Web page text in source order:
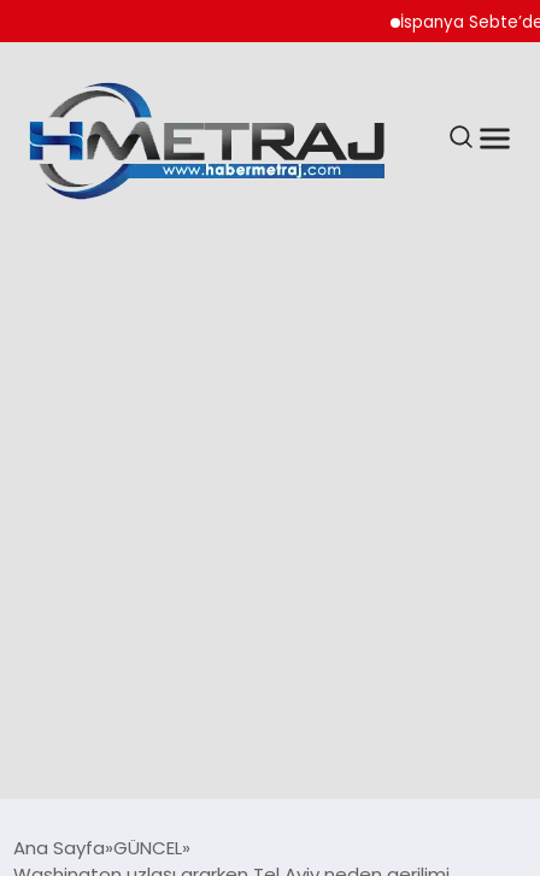
İspanya Sebte’de
Ana Sayfa GÜNCEL